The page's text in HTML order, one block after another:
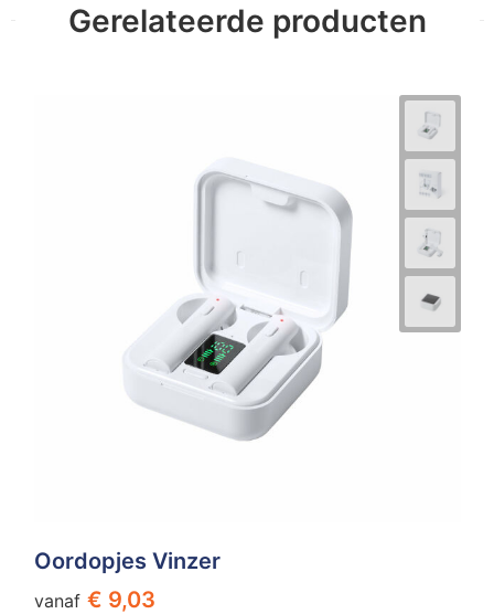
Gerelateerde producten
Oordopjes Vinzer
vanaf € 9,03